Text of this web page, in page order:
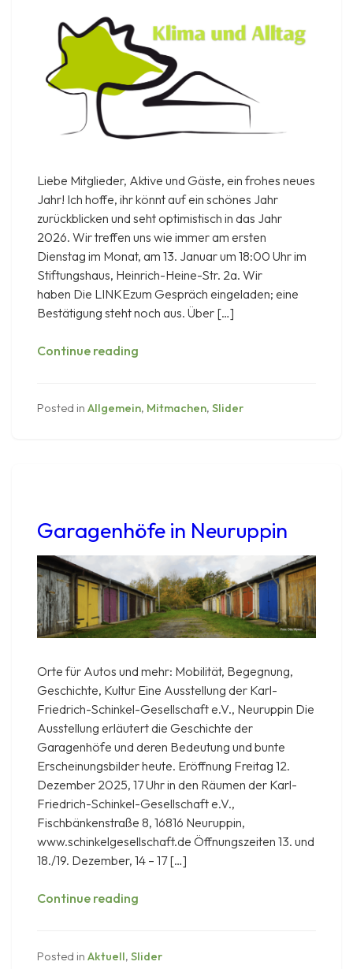
Liebe Mitglieder, Aktive und Gäste, ein frohes neues
Jahr! Ich hoffe, ihr könnt auf ein schönes Jahr
zurückblicken und seht optimistisch in das Jahr
2026. Wir treffen uns wie immer am ersten
Dienstag im Monat, am 13. Januar um 18:00 Uhr im
Stiftungshaus, Heinrich-Heine-Str. 2a. Wir
haben Die LINKEzum Gespräch eingeladen; eine
Bestätigung steht noch aus. Über […]
Continue reading
13.
Posted in Allgemein, Mitmachen, Slider
Garagenhöfe in Neuruppin
Orte für Autos und mehr: Mobilität, Begegnung,
Geschichte, Kultur Eine Ausstellung der Karl-
Friedrich-Schinkel-Gesellschaft e.V., Neuruppin Die
Ausstellung erläutert die Geschichte der
Garagenhöfe und deren Bedeutung und bunte
Erscheinungsbilder heute. Eröffnung Freitag 12.
Dezember 2025, 17 Uhr in den Räumen der Karl-
Friedrich-Schinkel-Gesellschaft e.V.,
Fischbänkenstraße 8, 16816 Neuruppin,
www.schinkelgesellschaft.de Öffnungszeiten 13. und
18./19. Dezember, 14 – 17 […]
Continue reading
Posted in Aktuell, Slider